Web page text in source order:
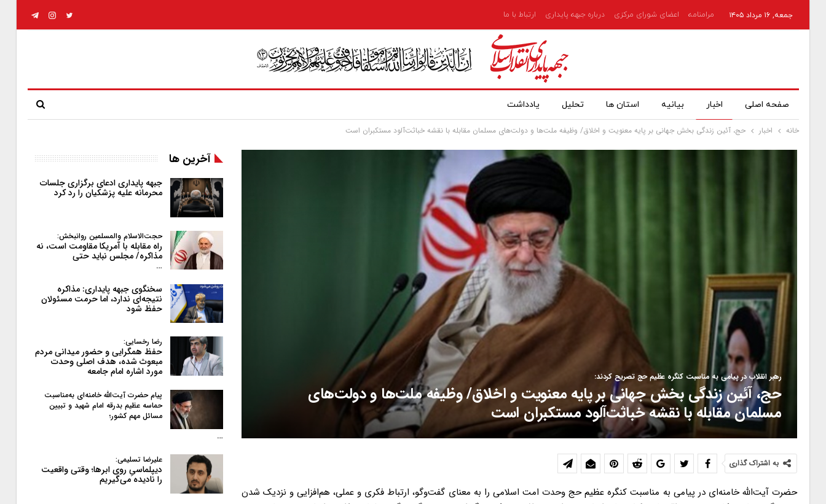
جمعه, ۱۶ مرداد ۱۴۰۵ مرامنامه اعضای شورای مرکزی درباره جبهه پایداری ارتباط با ما
صفحه اصلی اخبار بیانیه استان ها تحلیل یادداشت
خانه اخبار حج، آئین زندگی بخش جهانی بر پایه معنویت و اخلاق/ وظیفه ملت‌ها و دولت‌های مسلمان مقابله با نقشه خباثت‌آلود مستکبران است
رهبر انقلاب در پیامی به‌ مناسبت کنگره عظیم حج تصریح کردند:
حج، آئین زندگی بخش جهانی بر پایه معنویت و اخلاق/ وظیفه ملت‌ها و دولت‌های
مسلمان مقابله با نقشه خباثت‌آلود مستکبران است
به اشتراک گذاری
حضرت آیت‌الله خامنه‌ای در پیامی به مناسبت کنگره عظیم حج وحدت امت اسلامی را به معنای گفت‌وگو، ارتباط فکری و عملی، هم‌افزایی و نزدیک شدن
آخرین ها
جبهه پایداری ادعای برگزاری جلسات
محرمانه علیه پزشکیان را رد کرد
حجت‌الاسلام والمسلمین روانبخش:
راه مقابله با آمریکا مقاومت است، نه
مذاکره/ مجلس نباید حتی
…
سخنگوی جبهه پایداری: مذاکره
نتیجه‌ای ندارد، اما حرمت مسئولان
حفظ شود
رضا رخسایی:
حفظ همگرایی و حضور میدانی مردم
مبعوث شده، هدف اصلی وحدت
مورد اشاره امام جامعه
پیام حضرت آیت‌الله خامنه‌ای به‌مناسبت
حماسه عظیم بدرقه امام شهید و تبیین
مسائل مهم کشور؛
…
علیرضا تسلیمی:
دیپلماسیِ روی ابرها؛ وقتی واقعیت
را نادیده می‌گیریم